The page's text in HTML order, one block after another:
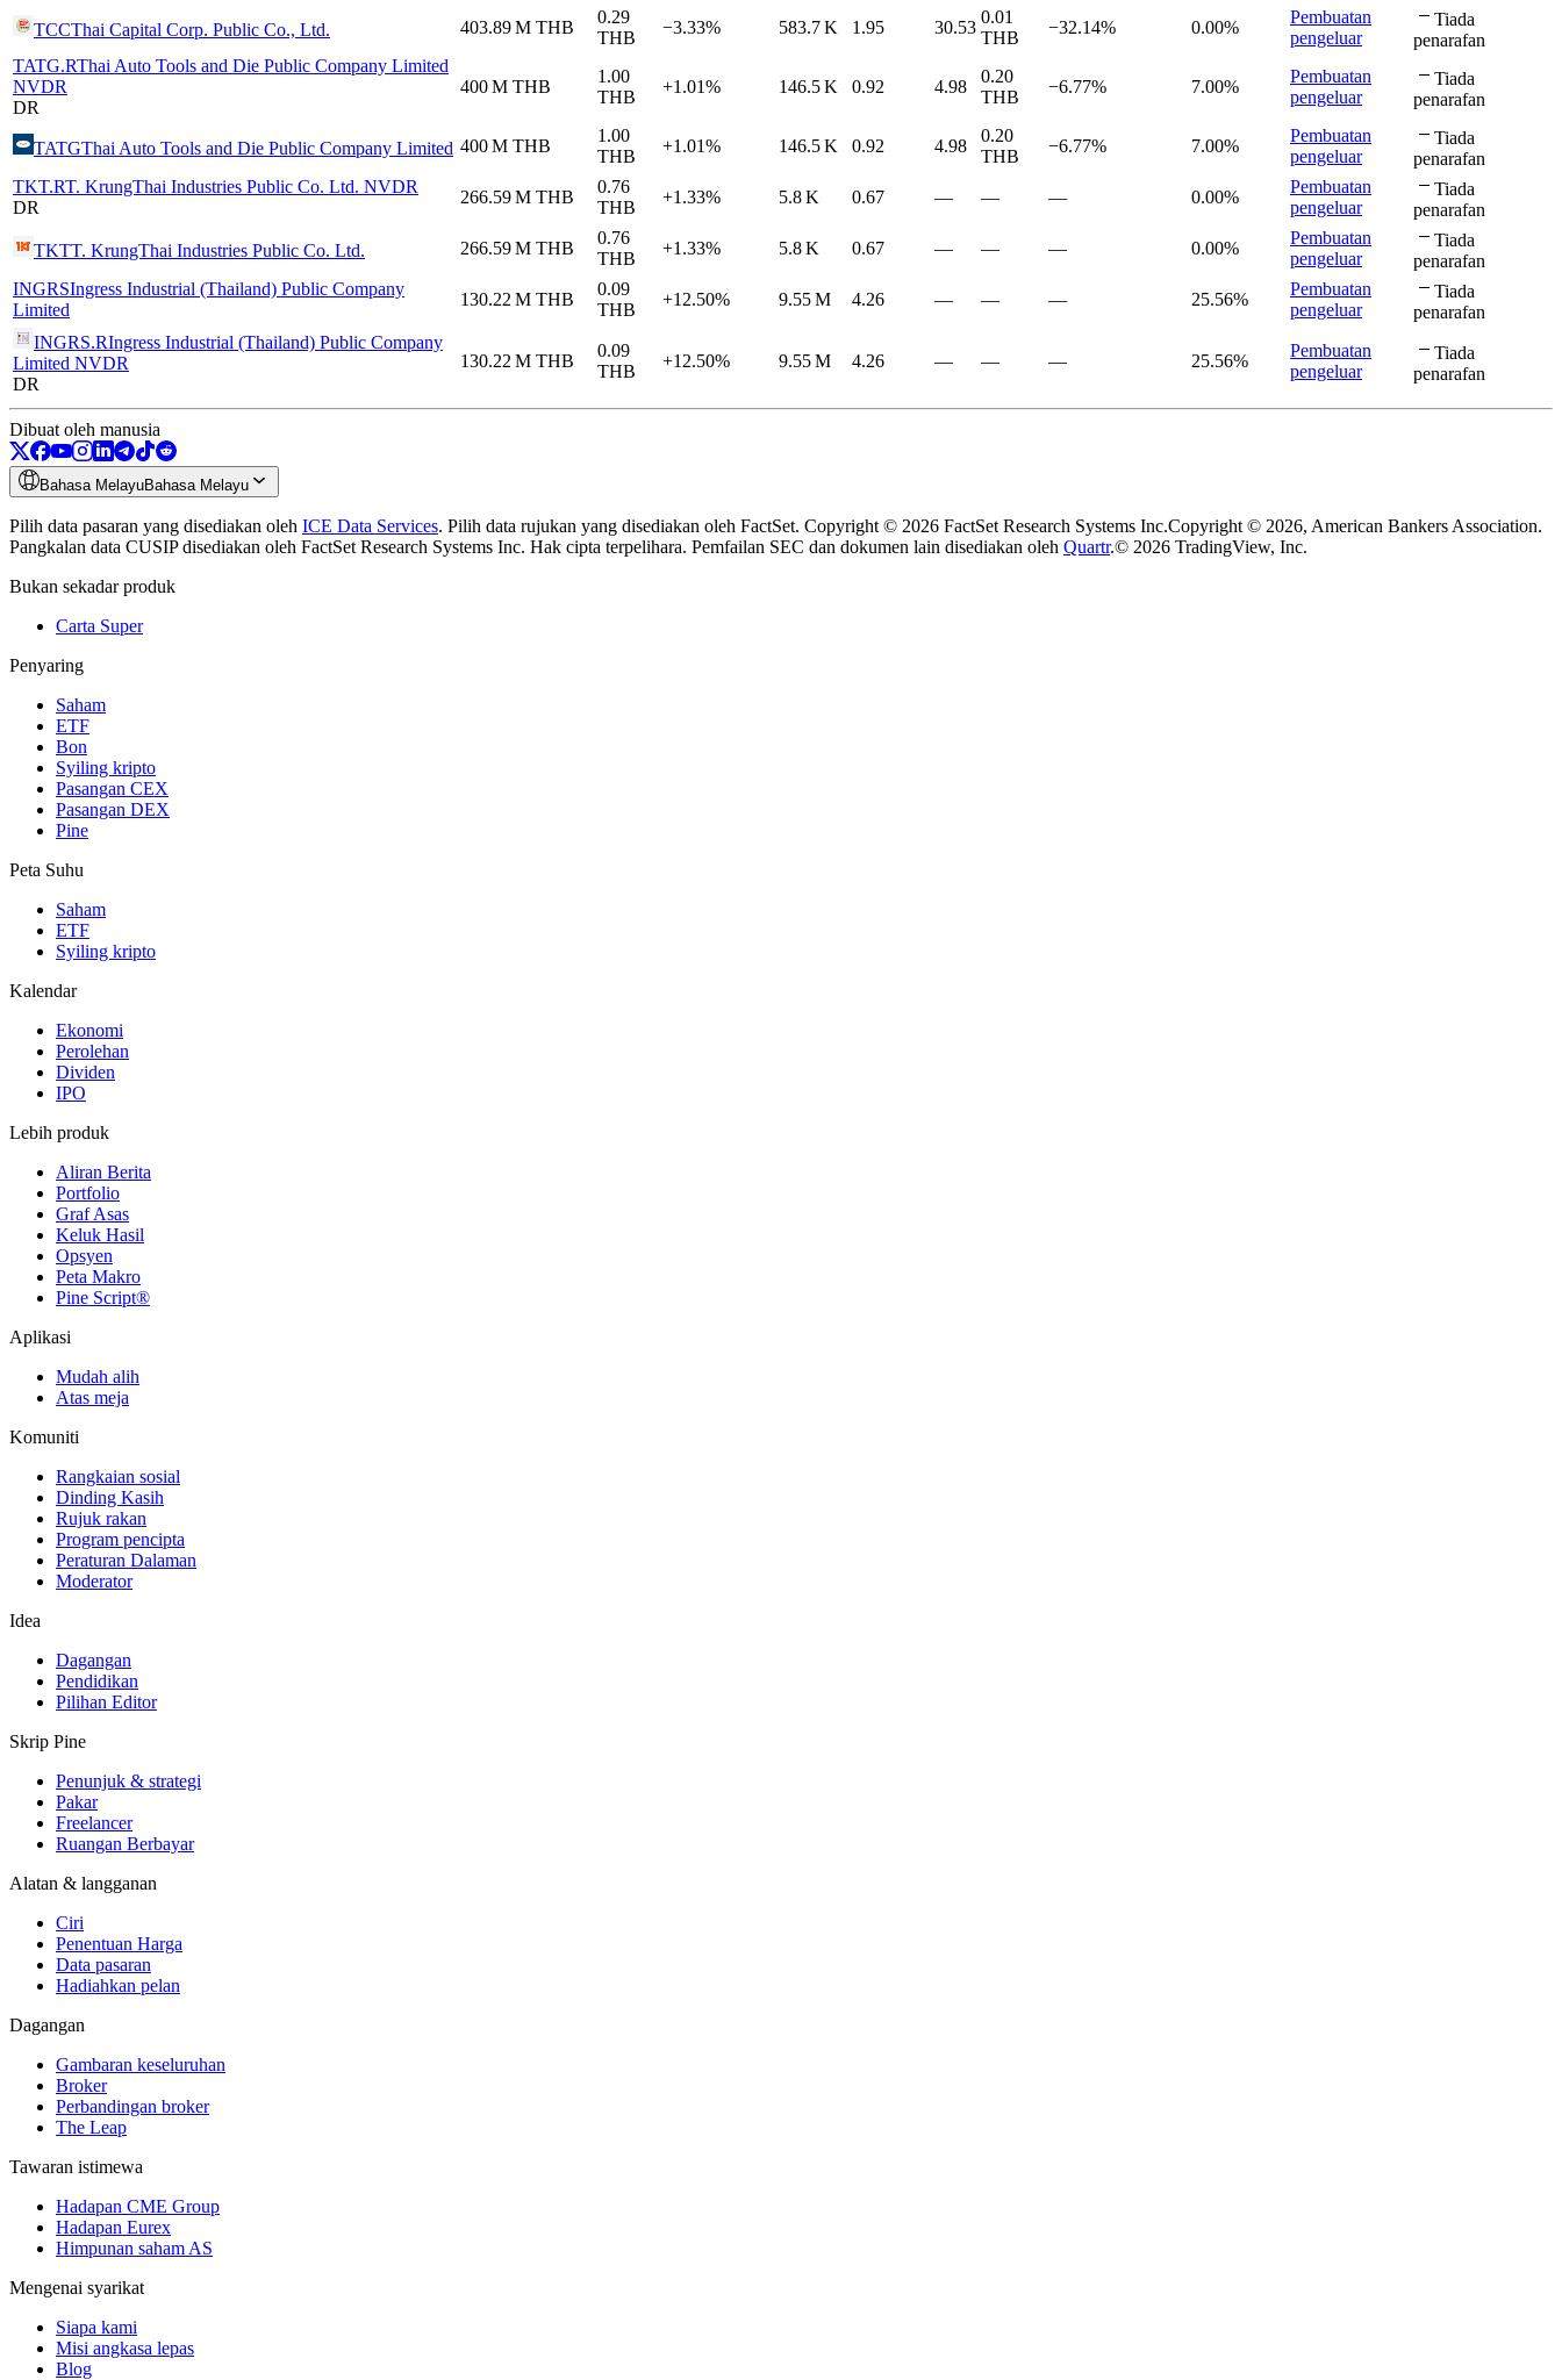
TCCThai Capital Corp. Public Co., Ltd. 403.89 M THB
0.29
THB
−3.33% 583.7 K 1.95 30.53
0.01
THB
−32.14% 0.00%
Pembuatan
pengeluar
Tiada
penarafan
TATG.RThai Auto Tools and Die Public Company Limited
NVDR
DR
400 M THB
1.00
THB
+1.01% 146.5 K 0.92 4.98
0.20
THB
−6.77% 7.00%
Pembuatan
pengeluar
Tiada
penarafan
TATGThai Auto Tools and Die Public Company Limited 400 M THB
1.00
THB
+1.01% 146.5 K 0.92 4.98
0.20
THB
−6.77% 7.00%
Pembuatan
pengeluar
Tiada
penarafan
TKT.RT. KrungThai Industries Public Co. Ltd. NVDR
DR
266.59 M THB
0.76
THB
+1.33% 5.8 K 0.67 — — — 0.00%
Pembuatan
pengeluar
Tiada
penarafan
TKTT. KrungThai Industries Public Co. Ltd. 266.59 M THB
0.76
THB
+1.33% 5.8 K 0.67 — — — 0.00%
Pembuatan
pengeluar
Tiada
penarafan
INGRSIngress Industrial (Thailand) Public Company
Limited
130.22 M THB
0.09
THB
+12.50% 9.55 M 4.26 — — — 25.56%
Pembuatan
pengeluar
Tiada
penarafan
INGRS.RIngress Industrial (Thailand) Public Company
Limited NVDR
DR
130.22 M THB
0.09
THB
+12.50% 9.55 M 4.26 — — — 25.56%
Pembuatan
pengeluar
Tiada
penarafan
Dibuat oleh manusia
Bahasa MelayuBahasa Melayu
Pilih data pasaran yang disediakan oleh ICE Data Services. Pilih data rujukan yang disediakan oleh FactSet. Copyright © 2026 FactSet Research Systems Inc.Copyright © 2026, American Bankers Association.
Pangkalan data CUSIP disediakan oleh FactSet Research Systems Inc. Hak cipta terpelihara. Pemfailan SEC dan dokumen lain disediakan oleh Quartr.© 2026 TradingView, Inc.
Bukan sekadar produk
Carta Super
Penyaring
Saham
ETF
Bon
Syiling kripto
Pasangan CEX
Pasangan DEX
Pine
Peta Suhu
Saham
ETF
Syiling kripto
Kalendar
Ekonomi
Perolehan
Dividen
IPO
Lebih produk
Aliran Berita
Portfolio
Graf Asas
Keluk Hasil
Opsyen
Peta Makro
Pine Script®
Aplikasi
Mudah alih
Atas meja
Komuniti
Rangkaian sosial
Dinding Kasih
Rujuk rakan
Program pencipta
Peraturan Dalaman
Moderator
Idea
Dagangan
Pendidikan
Pilihan Editor
Skrip Pine
Penunjuk & strategi
Pakar
Freelancer
Ruangan Berbayar
Alatan & langganan
Ciri
Penentuan Harga
Data pasaran
Hadiahkan pelan
Dagangan
Gambaran keseluruhan
Broker
Perbandingan broker
The Leap
Tawaran istimewa
Hadapan CME Group
Hadapan Eurex
Himpunan saham AS
Mengenai syarikat
Siapa kami
Misi angkasa lepas
Blog